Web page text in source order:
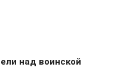
над воинской